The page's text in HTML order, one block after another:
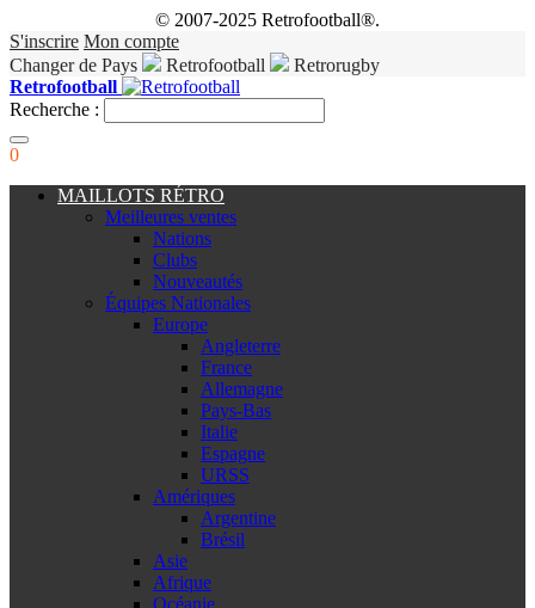
© 2007-2025 Retrofootball®.
S'inscrire Mon compte
Changer de Pays
Retrofootball
Retrorugby
Retrofootball
Recherche :
0
MAILLOTS RÉTRO
Meilleures ventes
Nations
Clubs
Nouveautés
Équipes Nationales
Europe
Angleterre
France
Allemagne
Pays-Bas
Italie
Espagne
URSS
Amériques
Argentine
Brésil
Asie
Afrique
Océanie